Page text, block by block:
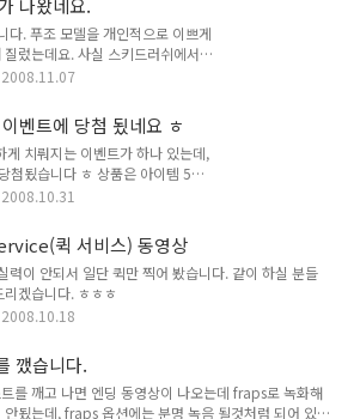
나왔네요.
다. 푸조 모델을 개인적으로 이쁘게
렀는데요. 사실 스키드러쉬에서
싸서 부담은 안됩니다 ㅎ 나중에
쁘긴 하네요 ㅎ 예전부터 있던 푸
CC) 모델의 뒤를 잇는 모델입니
좋다고 여겨지는 미쓰비시 이클
더 나가게 정해졌으니 팔리기는 많
2008.11.07
벤트에 당첨 됬네요 ㅎ
게 치뤄지는 이벤트가 하나 있는데,
첨됬습니다 ㅎ 상품은 아이템 5개
인 아이템은 아니네요 ㅎㅎ 상품
니다 ㅎ) 그리고 운영자([G.O]왕링
이긴 사람에게만 렌터카를 줍니
결과가 좋았다는 것이 기분이 좋네
반에만 해도 1등이였는데 ㅎ 중
해서 3등 했습니다. 그래도 왕링보
2008.10.31
퀵 서비스) 동영상
력이 안되서 일단 퀵만 찍어 봤습니다. 같이 하실 분들
겠습니다. ㅎㅎㅎ
2008.10.18
깼습니다.
를 깨고 나면 엔딩 동영상이 나오는데 fraps로 녹화해
됬는데, fraps 옵션에는 분명 녹음 될것처럼 되어 있으